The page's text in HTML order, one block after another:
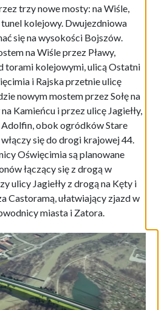
trzy nowe mosty: na Wiśle,
kolejowy. Dwujezdniowa
się na wysokości Bojszów.
na Wiśle przez Pławy,
torami kolejowymi, ulicą Ostatni
i Rajska przetnie ulicę
nowym mostem przez Sołę na
Kamieńcu i przez ulicę Jagiełły,
Adolfin, obok ogródków Stare
się do drogi krajowej 44.
Oświęcimia są planowane
łączący się z drogą w
ulicy Jagiełły z drogą na Kęty i
Castoramą, ułatwiający zjazd w
miasta i Zatora.